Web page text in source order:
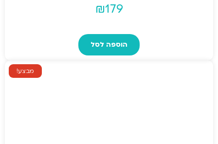
₪179
הוספה לסל
מבצע!